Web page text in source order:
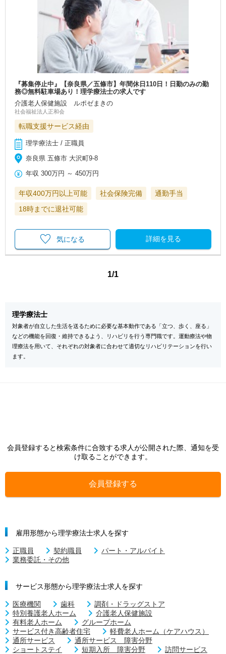
『募集停止中』【奈良県／五條市】年間休日110日！日勤のみの勤
務◎無料駐車場あり！理学療法士の求人です
介護老人保健施設 ルポゼまきの
社会福祉法人正和会
転職支援サービス経由
理学療法士 / 正職員
奈良県 五條市 大沢町9-8
年収 300万円 ～450万円
年収400万円以上可能 社会保険完備
通勤手当
18時までに退社可能
詳細を見る
気になる
1/1
理学療法士
対象者が自立した生活を送るために必要な基本動作である「立つ、歩く、座る」
などの機能を回復・維持できるよう、リハビリを行う専門職です。運動療法や物
理療法を用いて、それぞれの対象者に合わせて適切なリハビリテーションを行い
ます。
会員登録すると検索条件に合致する求人が公開された際、通知を受
け取ることができます。
会員登録する
雇用形態から理学療法士求人を探す
正職員 契約職員
パート・アルバイト
業務委託・その他
サービス形態から理学療法士求人を探す
医療機関 歯科
調剤・ドラッグストア
特別養護老人ホーム
介護老人保健施設
有料老人ホーム
グループホーム
サービス付き高齢者住宅
軽費老人ホーム（ケアハウス）
通所サービス
通所サービス 障害分野
ショートステイ
短期入所 障害分野
訪問サービス